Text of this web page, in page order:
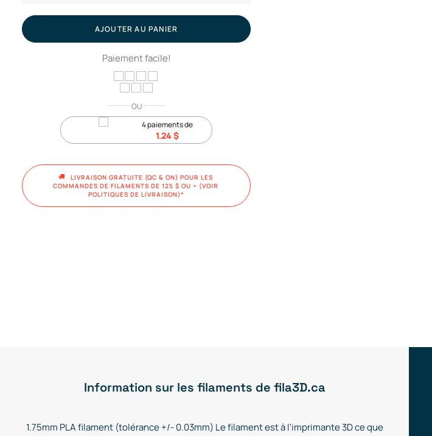
bloc
en
AJOUTER AU PANIER
Paiement facile!
OU
4 paiements de
1.24 $
LIVRAISON GRATUITE (QC & ON) POUR LES
COMMANDES DE FILAMENTS DE 125 $ OU + (VOIR
POLITIQUES DE LIVRAISON)*
Information sur les filaments de fila3D.ca
1.75mm PLA filament (tolérance +/- 0.03mm) Le filament est à l'imprimante 3D ce que